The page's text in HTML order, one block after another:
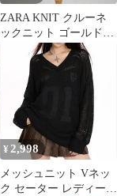
ZARA KNIT クルーネ
ックニット ゴールドボ
タン ネイビー L 中国製
¥ 2,998
メッシュニット Vネッ
ク セーター レディース